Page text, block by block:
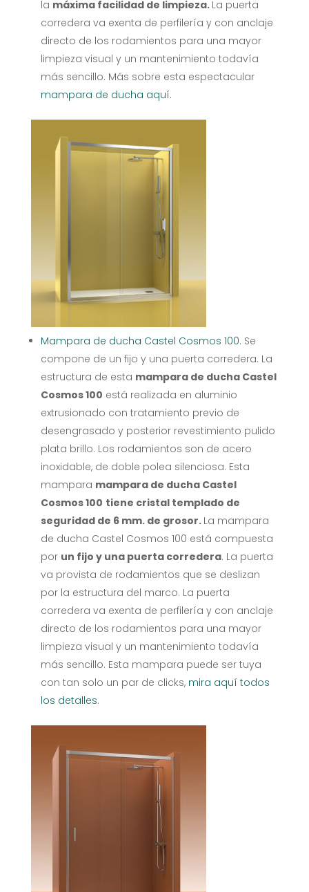
la máxima facilidad de limpieza. La puerta
corredera va exenta de perfilería y con anclaje
directo de los rodamientos para una mayor
limpieza visual y un mantenimiento todavía
más sencillo. Más sobre esta espectacular
mampara de ducha aquí.
Mampara de ducha Castel Cosmos 100. Se
compone de un fijo y una puerta corredera. La
estructura de esta mampara de ducha Castel
Cosmos 100 está realizada en aluminio
extrusionado con tratamiento previo de
desengrasado y posterior revestimiento pulido
plata brillo. Los rodamientos son de acero
inoxidable, de doble polea silenciosa. Esta
mampara mampara de ducha Castel
Cosmos 100 tiene cristal templado de
seguridad de 6 mm. de grosor. La mampara
de ducha Castel Cosmos 100 está compuesta
por un fijo y una puerta corredera. La puerta
va provista de rodamientos que se deslizan
por la estructura del marco. La puerta
corredera va exenta de perfilería y con anclaje
directo de los rodamientos para una mayor
limpieza visual y un mantenimiento todavía
más sencillo. Esta mampara puede ser tuya
con tan solo un par de clicks, mira aquí todos
los detalles.